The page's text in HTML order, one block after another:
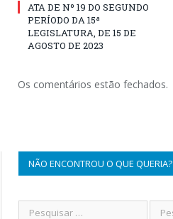
ATA DE Nº 19 DO SEGUNDO
PERÍODO DA 15ª
LEGISLATURA, DE 15 DE
AGOSTO DE 2023
Os comentários estão fechados.
NÃO ENCONTROU O QUE QUERIA?